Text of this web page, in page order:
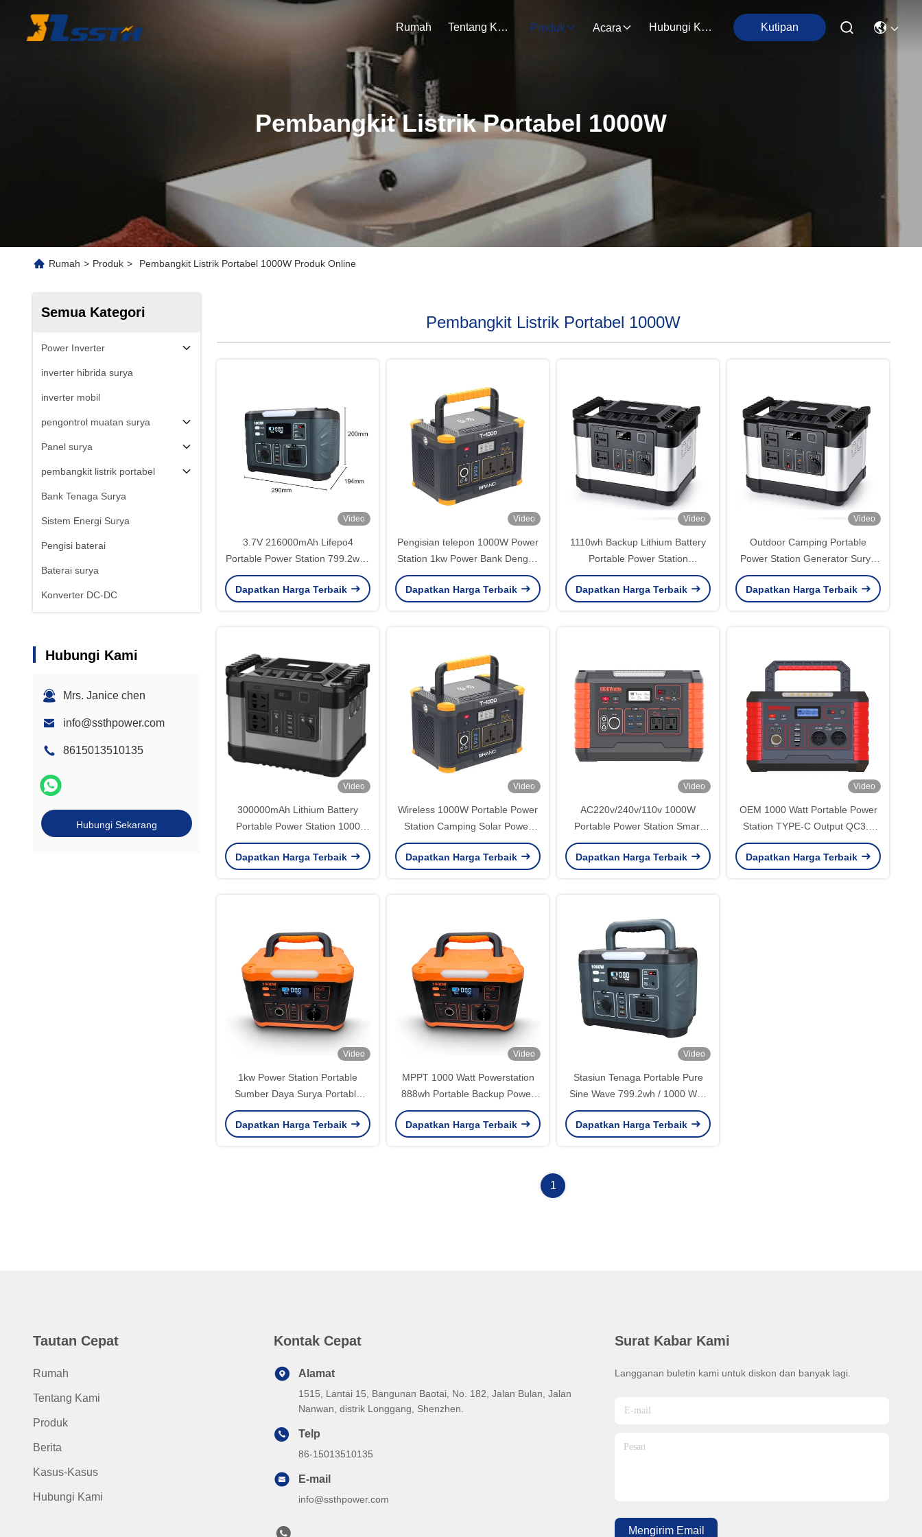
Rumah Tentang Kami Produk Acara Hubungi Kami Kutipan
Pembangkit Listrik Portabel 1000W
Rumah > Produk > Pembangkit Listrik Portabel 1000W Produk Online
Semua Kategori
Power Inverter
inverter hibrida surya
inverter mobil
pengontrol muatan surya
Panel surya
pembangkit listrik portabel
Bank Tenaga Surya
Sistem Energi Surya
Pengisi baterai
Baterai surya
Konverter DC-DC
Hubungi Kami
Mrs. Janice chen
info@ssthpower.com
8615013510135
Hubungi Sekarang
Pembangkit Listrik Portabel 1000W
Video
3.7V 216000mAh Lifepo4
Portable Power Station 799.2wh /
1000w Power Bank
Dapatkan Harga Terbaik
Video
Pengisian telepon 1000W Power
Station 1kw Power Bank Dengan
Fungsi PD
Dapatkan Harga Terbaik
Video
1110wh Backup Lithium Battery
Portable Power Station
300000mAh 1000 Watt Power
Bank
Dapatkan Harga Terbaik
Video
Outdoor Camping Portable
Power Station Generator Surya
1000W Dengan Pengecas Cepat
Dapatkan Harga Terbaik
Video
300000mAh Lithium Battery
Portable Power Station 1000
Watt Solar Generator AC220v
110v
Dapatkan Harga Terbaik
Video
Wireless 1000W Portable Power
Station Camping Solar Power
Station Pengisian cepat
Dapatkan Harga Terbaik
Video
AC220v/240v/110v 1000W
Portable Power Station Smart
Emergency Solar Power
Generator
Dapatkan Harga Terbaik
Video
OEM 1000 Watt Portable Power
Station TYPE-C Output QC3.0
18W Untuk pengisian cepat
Dapatkan Harga Terbaik
Video
1kw Power Station Portable
Sumber Daya Surya Portable
799.2wh Pengisian Tanpa Kabel
Dapatkan Harga Terbaik
Video
MPPT 1000 Watt Powerstation
888wh Portable Backup Power
Station Dengan Lampu LED
Dapatkan Harga Terbaik
Video
Stasiun Tenaga Portable Pure
Sine Wave 799.2wh / 1000 Watt
Solar Generator OEM
Dapatkan Harga Terbaik
1
Tautan Cepat
Rumah
Tentang Kami
Produk
Berita
Kasus-Kasus
Hubungi Kami
Kontak Cepat
Alamat
1515, Lantai 15, Bangunan Baotai, No. 182, Jalan Bulan, Jalan
Nanwan, distrik Longgang, Shenzhen.
Telp
86-15013510135
E-mail
info@ssthpower.com
Surat Kabar Kami
Langganan buletin kami untuk diskon dan banyak lagi.
Mengirim Email